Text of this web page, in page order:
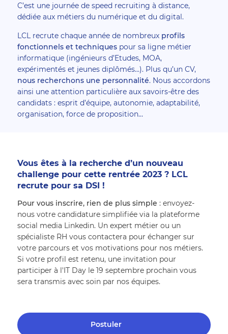
C’est une journée de speed recruiting à distance,
dédiée aux métiers du numérique et du digital.
LCL recrute chaque année de nombreux profils
fonctionnels et techniques pour sa ligne métier
informatique (ingénieurs d’Etudes, MOA,
expérimentés et jeunes diplômés…). Plus qu’un CV,
nous recherchons une personnalité. Nous accordons
ainsi une attention particulière aux savoirs-être des
candidats : esprit d’équipe, autonomie, adaptabilité,
organisation, force de proposition…
Vous êtes à la recherche d’un nouveau
challenge pour cette rentrée 2023 ? LCL
recrute pour sa DSI !
Pour vous inscrire, rien de plus simple : envoyez-
nous votre candidature simplifiée via la plateforme
social media Linkedin. Un expert métier ou un
spécialiste RH vous contactera pour échanger sur
votre parcours et vos motivations pour nos métiers.
Si votre profil est retenu, une invitation pour
participer à l'IT Day le 19 septembre prochain vous
sera transmis avec soin par nos équipes.
Postuler